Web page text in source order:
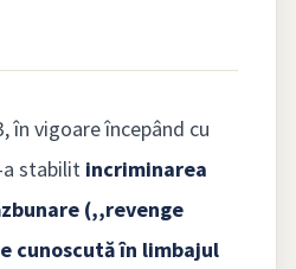
în vigoare începând cu
a stabilit incriminarea
(,,revenge
cunoscută în limbajul